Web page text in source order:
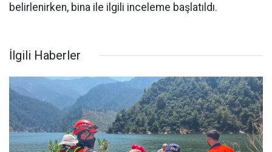
belirlenirken, bina ile ilgili inceleme başlatıldı.
İlgili Haberler